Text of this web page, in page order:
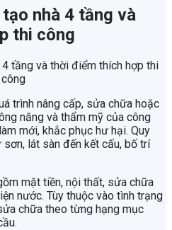
nhà 4 tầng và
thi công
trình nâng cấp, sửa chữa hoặc
năng và thẩm mỹ của công
mới, khắc phục hư hại. Quy
lát sàn đến kết cấu, bố trí
mặt tiền, nội thất, sửa chữa
nước. Tùy thuộc vào tình trạng
chữa theo từng hạng mục